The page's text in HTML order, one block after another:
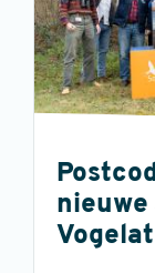
nieuwe